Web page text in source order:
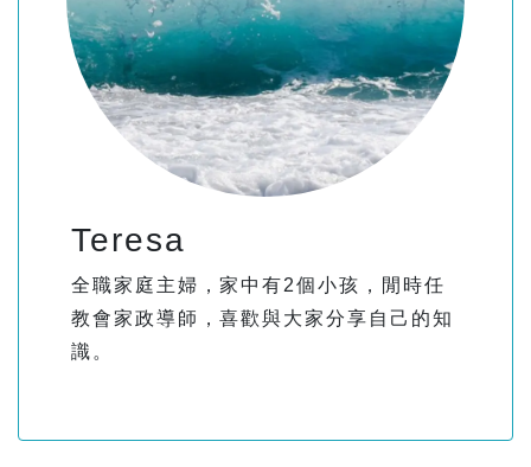
Teresa
全職家庭主婦，家中有2個小孩，閒時任
教會家政導師，喜歡與大家分享自己的知
識。